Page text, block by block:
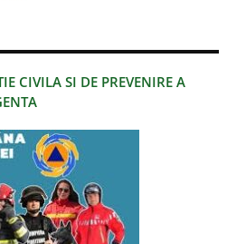
CIVILA SI DE PREVENIRE A